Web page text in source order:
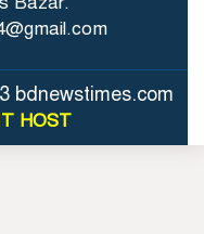
bdnewstimes.com
HOST